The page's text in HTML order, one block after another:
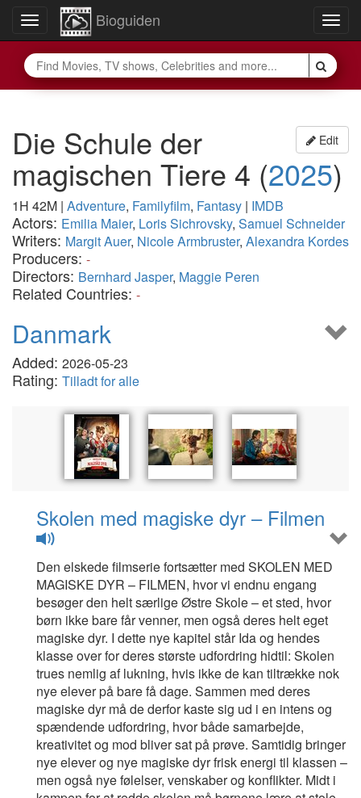
Toggle
navigation
Bioguiden
Edit
Die Schule der
magischen Tiere 4 (2025)
1H 42M | Adventure, Familyfilm, Fantasy | IMDB
Actors: Emilia Maier, Loris Sichrovsky, Samuel Schneider
Writers: Margit Auer, Nicole Armbruster, Alexandra Kordes
Producers: -
Directors: Bernhard Jasper, Maggie Peren
Related Countries: -
Danmark
Added: 2026-05-23
Rating: Tilladt for alle
Skolen med magiske dyr – Filmen
Den elskede filmserie fortsætter med SKOLEN MED
MAGISKE DYR – FILMEN, hvor vi endnu engang
besøger den helt særlige Østre Skole – et sted, hvor
børn ikke bare får venner, men også deres helt eget
magiske dyr. I dette nye kapitel står Ida og hendes
klasse over for deres største udfordring hidtil: Skolen
trues nemlig af lukning, hvis ikke de kan tiltrække nok
nye elever på bare få dage. Sammen med deres
magiske dyr må de derfor kaste sig ud i en intens og
spændende udfordring, hvor både samarbejde,
kreativitet og mod bliver sat på prøve. Samtidig bringer
nye elever og nye magiske dyr frisk energi til klassen –
men også nye følelser, venskaber og konflikter. Midt i